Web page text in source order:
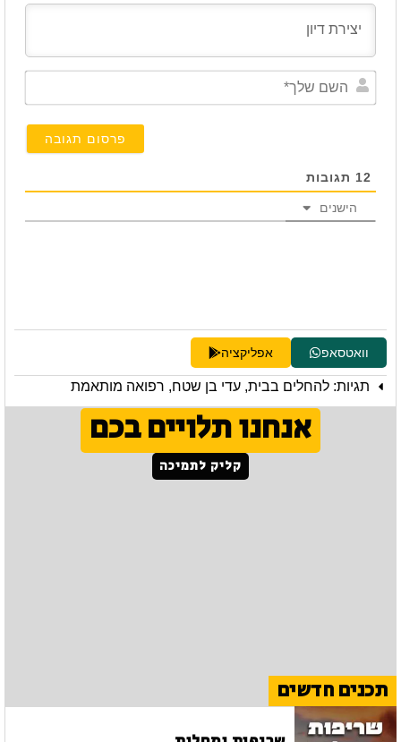
12 תגובות
הישנים
וואטסאפ אפליקציה
תגיות: להחלים בבית, עדי בן שטח, רפואה מותאמת
אנחנו תלויים בכם
קליק לתמיכה
תכנים חדשים